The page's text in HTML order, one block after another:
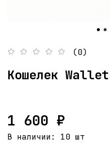
(0)
Кошелек
1 600 ₽
В наличии: 10 шт